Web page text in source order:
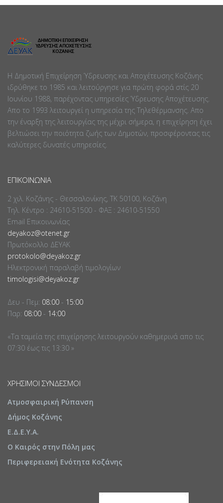
Η Δημοτική Επιχείρηση Ύδρευσης και Αποχέτευσης Κοζάνης
ιδρύθηκε το 1985 και λειτούργησε για πρώτη φορά στίς 20
Ιουνίου 1988, παρέχοντας υπηρεσίες Ύδρευσης Αποχέτευσης.
Απο το 1993 λειτουργεί η υπηρεσία της Τηλεθέρμανσης. Απο
την έναρξη της λειτουργίας της μέχρι σήμερα, η επιχείρηση έχει
βελτιώσει την ποιότητα ζωής των Δημοτών, προσφέροντας τις
καλύτερες δυνατές υπηρεσίες.
ΕΠΙΚΟΙΝΩΝΊΑ
2 χιλ. Κοζάνης - Θεσσαλονίκης, ΤΚ 50100, Κοζάνη
Τηλ. Κέντρο : 24610-51500 - ΦΑΞ : 24610-51550
Email Επικοινωνίας
deyakoz@otenet.gr
Πρωτόκολλο ΔΕΥΑΚ
protokolo@deyakoz.gr
Ηλεκτρονική παραλαβή τιμολογίων
timologisi@deyakoz.gr
Δευ - Πεμ: 08:00 - 15:00
Παρ: 08:00 - 14:00
«Τα ταμεία της επιχείρησης λειτουργούν καθημερινά απο τις
07:30 έως τις 13:30 »
ΧΡΉΣΙΜΟΙ ΣΎΝΔΕΣΜΟΙ
Ατμοσφαιρική Ρύπανση
Δήμος Κοζάνης
Ε.Δ.Ε.Υ.Α.
Ο Καιρός στην Πόλη μας
Περιφερειακή Ενότητα Κοζάνης